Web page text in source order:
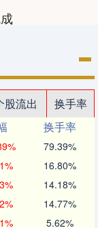
股流出
换手率
换手率
79.39%
16.80%
14.18%
14.77%
5.62%